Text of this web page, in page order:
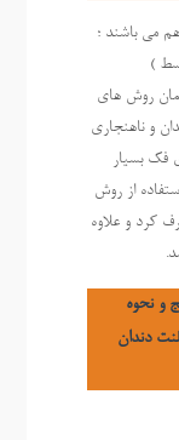
می باشند ؛
)
روش های
و ناهنجاری
فک بسیار
از روش
کرد و علاوه
و نحوه
دندان